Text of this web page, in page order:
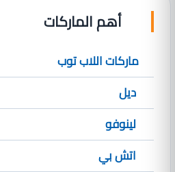
أهم الماركات
ماركات اللاب توب
ديل
لينوفو
اتش بي